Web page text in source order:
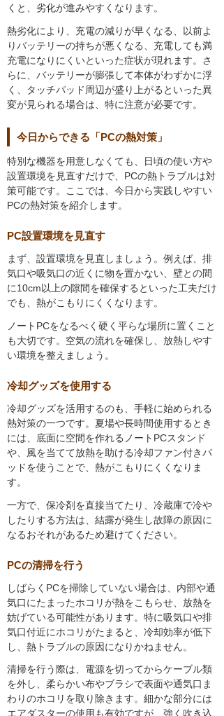
くと、劣化が進みやすくなります。
熱劣化により、充電の減りが早くなる、以前よ
りバッテリーの持ちが悪くなる、充電しても満
充電になりにくいといった症状が現れます。さ
らに、バッテリーが膨張して本体がわずかに浮
く、タッチパッド周辺が盛り上がるといった異
変が見られる場合は、特に注意が必要です。
今日からできる「PCの熱対策」
特別な機器を用意しなくても、日頃の使い方や
設置環境を見直すだけで、PCの熱トラブルは対
策可能です。ここでは、今日から実践しやすい
PCの熱対策を紹介します。
PC設置環境を見直す
まず、設置環境を見直しましょう。例えば、排
気口や吸気口の近くに物を置かない、壁との間
に10cm以上の隙間を確保するといった工夫だけ
でも、熱がこもりにくくなります。
ノートPCをなるべく硬く平らな場所に置くこと
も大切です。空気の流れを確保し、放熱しやす
い環境を整えましょう。
冷却グッズを使用する
冷却グッズを活用するのも、手軽に始められる
熱対策の一つです。夏場や長時間使用するとき
には、底面に空間を作れるノートPCスタンド
や、風を当てて放熱を助ける冷却ファン付きパ
ッドを使うことで、熱がこもりにくくなりま
す。
一方で、保冷剤を直接当てたり、冷蔵庫で冷や
したりする方法は、結露が発生し故障の原因に
なるおそれがあるため避けてください。
PCの清掃を行う
しばらくPCを掃除していない場合は、内部や通
気口にたまったホコリが熱をこもらせ、放熱を
妨げている可能性があります。特に吸気口や排
気口付近にホコリがたまると、冷却効率が低下
し、熱トラブルの原因になりかねません。
清掃を行う際は、電源を切ってからケーブル類
を外し、柔らかい布やブラシで表面や通気口ま
わりのホコリを取り除きます。細かな部分には
エアダスターの使用も有効ですが、強く吹き込